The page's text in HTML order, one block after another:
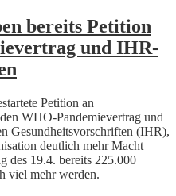
bereits Petition
und IHR-
Petition an
WHO-Pandemievertrag und
Gesundheitsvorschriften (IHR),
deutlich mehr Macht
des 19.4. bereits 225.000
viel mehr werden.